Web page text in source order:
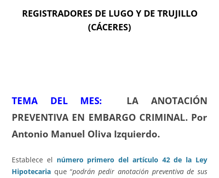
REGISTRADORES DE LUGO Y DE TRUJILLO
(CÁCERES)
TEMA DEL MES:
LA ANOTACIÓN
PREVENTIVA EN EMBARGO CRIMINAL. Por
Antonio Manuel Oliva Izquierdo.
Establece el número primero del artículo 42 de la Ley
Hipotecaria que “podrán pedir anotación preventiva de sus